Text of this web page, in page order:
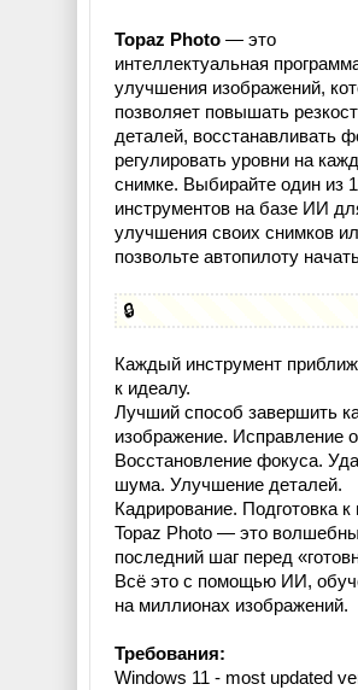
Topaz Photo — это
интеллектуальная
улучшения изображений,
позволяет повышать
деталей, восстанавливать
регулировать уровни на
снимке. Выбирайте один из
инструментов на базе ИИ
улучшения своих снимков
позвольте автопилоту
🔒
Каждый инструмент
к идеалу.
Лучший способ завершить
изображение. Исправление
Восстановление фокуса.
шума. Улучшение деталей.
Кадрирование. Подготовка к
Topaz Photo — это
последний шаг перед
Всё это с помощью ИИ,
на миллионах изображений.
Требования:
Windows 11 - most updated